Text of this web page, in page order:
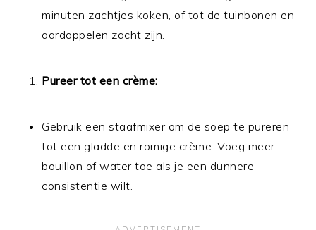
minuten zachtjes koken, of tot de tuinbonen en
aardappelen zacht zijn.
Pureer tot een crème:
Gebruik een staafmixer om de soep te pureren
tot een gladde en romige crème. Voeg meer
bouillon of water toe als je een dunnere
consistentie wilt.